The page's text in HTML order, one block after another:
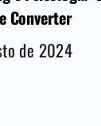
Converter
de 2024